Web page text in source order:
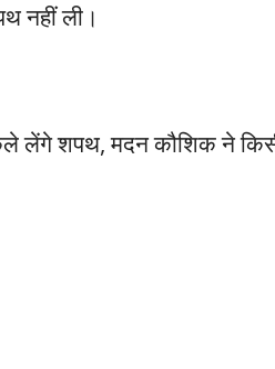
नहीं ली।
लेंगे शपथ, मदन कौशिक ने